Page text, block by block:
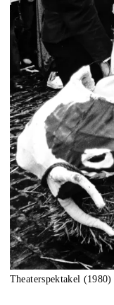
Theaterspektakel (1980)